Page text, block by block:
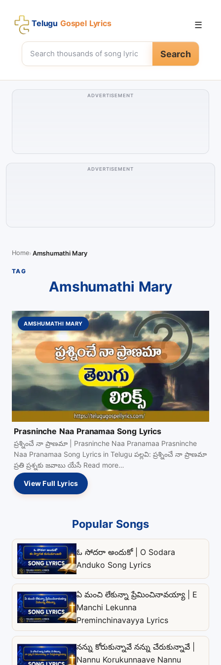
Telugu Gospel Lyrics
Search
☰
ADVERTISEMENT
ADVERTISEMENT
Home Amshumathi Mary
TAG
Amshumathi Mary
AMSHUMATHI MARY
Prasninche Naa Pranamaa Song Lyrics
ప్రశ్నించే నా ప్రాణమా | Prasninche Naa Pranamaa Prasninche
Naa Pranamaa Song Lyrics in Telugu పల్లవి: ప్రశ్నించే నా ప్రాణమా
ప్రతి ప్రశ్నకు జవాబు యేసే Read more…
View Full Lyrics
Popular Songs
ఓ సోదరా అందుకో | O Sodara
Anduko Song Lyrics
ఏ మంచి లేకున్నా ప్రేమించినావయ్యా | E
Manchi Lekunna
Preminchinavayya Lyrics
నన్ను కోరుకున్నావే నన్ను చేరుకున్నావే |
Nannu Korukunnaave Nannu